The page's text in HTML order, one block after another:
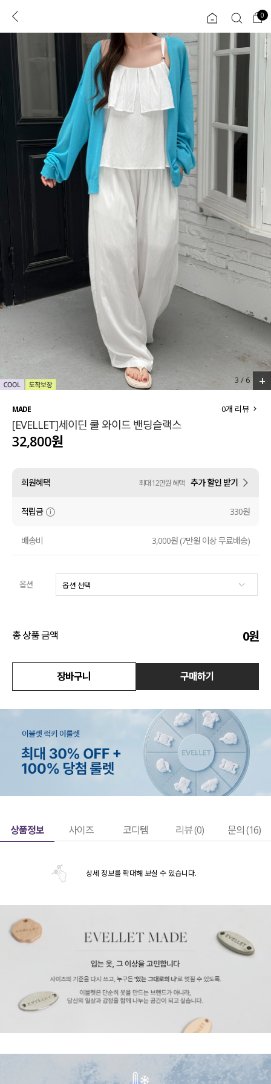
로그인 0
ENG
콘텐츠 리뷰 & 혜택 플러스핏
CATEGORY COMMUNITY
도착보장⚡
인플루언서 pick!
MADE
세트할인 ~30%
살안타템
110사이즈
티셔츠
셔츠
원피스
니트
익스클루시브
블라우스
원피스
팬츠
스커트
언더웨어
0
3 / 6 +
MADE
[EVELLET]세이딘 쿨 와이드 밴딩슬랙스
0개 리뷰
32,800원
회원혜택 최대 12만원 혜택 추가 할인 받기
적립금 330원
배송비 3,000원 (7만원 이상 무료배송)
옵션
총 상품 금액 0원
장바구니 구매하기
상품정보 사이즈 코디템 리뷰 (0) 문의 (16)
상세 정보를 확대해 보실 수 있습니다.